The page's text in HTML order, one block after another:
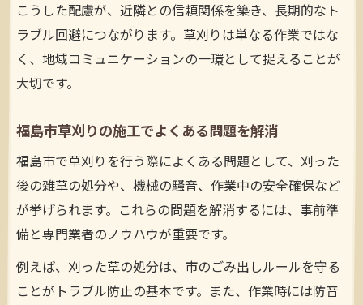
こうした配慮が、近隣との信頼関係を築き、長期的なト
ラブル回避につながります。草刈りは単なる作業ではな
く、地域コミュニケーションの一環として捉えることが
大切です。
福島市草刈りの施工でよくある問題を解消
福島市で草刈りを行う際によくある問題として、刈った
後の雑草の処分や、機械の騒音、作業中の安全確保など
が挙げられます。これらの問題を解消するには、事前準
備と専門業者のノウハウが重要です。
例えば、刈った草の処分は、市のごみ出しルールを守る
ことがトラブル防止の基本です。また、作業時には防音